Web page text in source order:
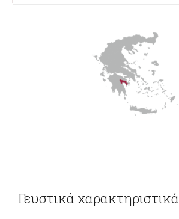
Γευστικά χαρακτηριστικά